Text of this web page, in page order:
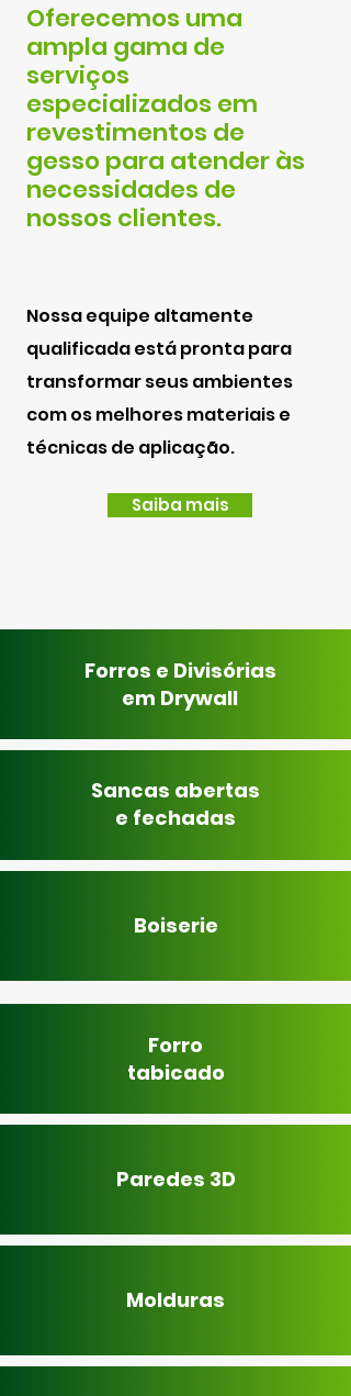
Oferecemos uma
ampla gama de
serviços
especializados em
revestimentos de
gesso para atender às
necessidades de
nossos clientes.
Nossa equipe altamente
qualificada está pronta para
transformar seus ambientes
com os melhores materiais e
técnicas de aplicação.
Saiba mais
Forros e Divisórias
em Drywall
Sancas abertas
e fechadas
Boiserie
Forro
tabicado
Paredes 3D
Molduras